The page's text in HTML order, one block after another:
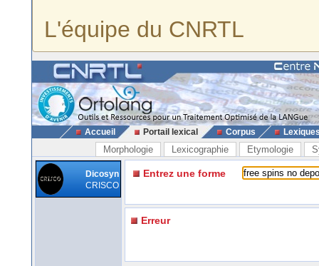
L'équipe du CNRTL
Accueil Portail lexical Corpus
Morphologie Lexicographie Etymologie
Dicosyn
CRISCO
Entrez une forme
Erreur